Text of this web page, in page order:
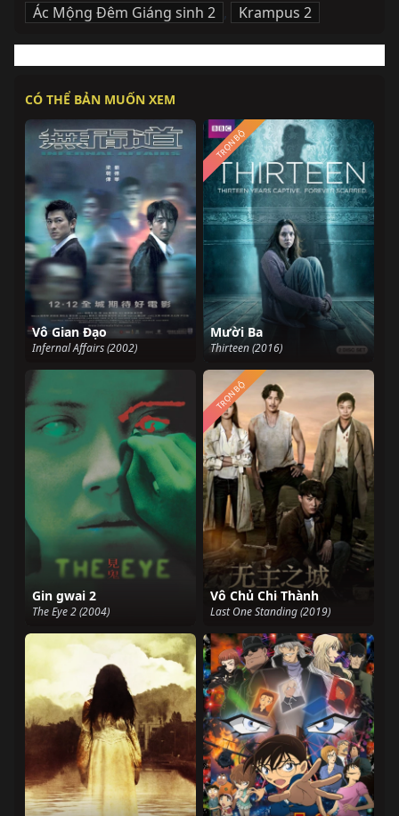
Ác Mộng Đêm Giáng sinh 2 , Krampus 2
CÓ THỂ BẢN MUỐN XEM
Vô Gian Đạo
Infernal Affairs (2002)
Mười Ba
Thirteen (2016)
TRỌN BỘ
Gin gwai 2
The Eye 2 (2004)
Vô Chủ Chi Thành
Last One Standing (2019)
TRỌN BỘ